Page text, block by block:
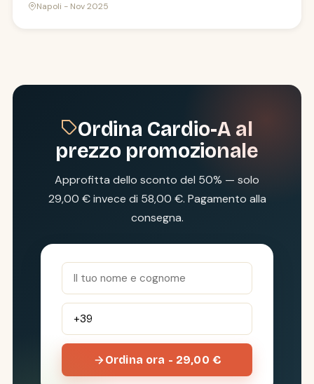
Napoli - Nov 2025
Ordina Cardio-A al
prezzo promozionale
Approfitta dello sconto del 50% — solo
29,00 € invece di 58,00 €. Pagamento alla
consegna.
Ordina ora - 29,00 €